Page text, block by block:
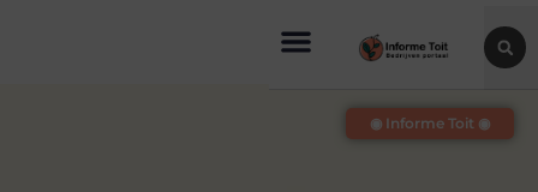
◉ Informe Toit ◉